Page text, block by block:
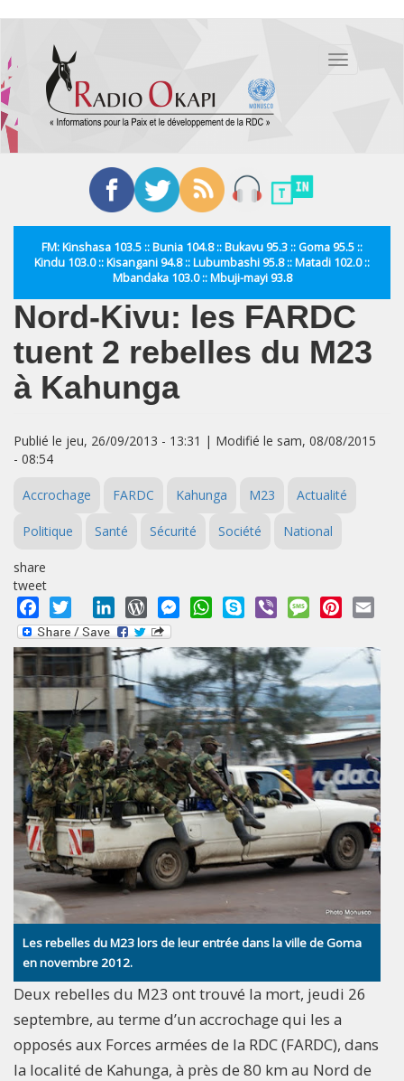
contenu
principal
Toggle
FM: Kinshasa 103.5 :: Bunia 104.8 :: Bukavu 95.3 :: Goma 95.5 ::
Kindu 103.0 :: Kisangani 94.8 :: Lubumbashi 95.8 :: Matadi 102.0 ::
Mbandaka 103.0 :: Mbuji-mayi 93.8
Nord-Kivu: les FARDC
tuent 2 rebelles du M23
à Kahunga
Publié le jeu, 26/09/2013 - 13:31 | Modifié le sam, 08/08/2015
- 08:54
Accrochage FARDC Kahunga M23 Actualité
Politique Santé Sécurité Société National
share
tweet
Facebook
Twitter LinkedInWordPressMessengerWhatsApp
Skype Viber MessagePinterest
Les rebelles du M23 lors de leur entrée dans la ville de Goma
en novembre 2012.
Deux rebelles du M23 ont trouvé la mort, jeudi 26
septembre, au terme d’un accrochage qui les a
opposés aux Forces armées de la RDC (FARDC), dans
la localité de Kahunga, à près de 80 km au Nord de